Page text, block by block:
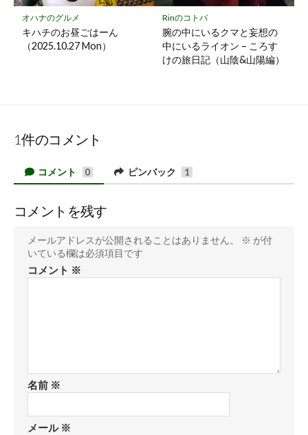
オハナのグルメ
キハチのお昼ごはーん
（2025.10.27 Mon）
Rinのコトバ
腕の中にいるクマと妄想の
中にいるライオン – ころす
けの旅日記（山陰&山陽編）
1件のコメント
コメント 0 ピンバック 1
コメントを残す
メールアドレスが公開されることはありません。 ※ が付
いている欄は必須項目です
コメント ※
名前 ※
メール ※